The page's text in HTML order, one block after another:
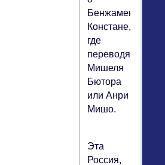
Бенжамене
Констане,
где
переводят
Мишеля
Бютора
или Анри
Мишо.
Эта
Россия,